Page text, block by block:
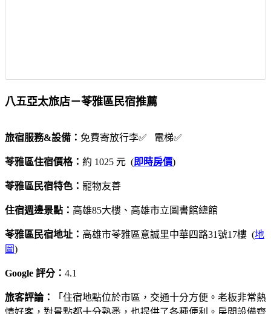
八五亞太旅店－苓雅區民宿推薦
旅宿服務&設備： 免費寄放行李✅ 電梯✅
苓雅區住宿價格： 約 1025 元 (即時房價)
苓雅區民宿特色： 寵物友善
住宿週邊景點： 高雄85大樓、高雄市立圖書館總館
苓雅區民宿地址： 高雄市苓雅區意誠里中華四路31號17樓 (地
圖)
Google 評分： 4.1
旅客評論：
「住宿地點位於市區，交通十分方便。老板非常熱